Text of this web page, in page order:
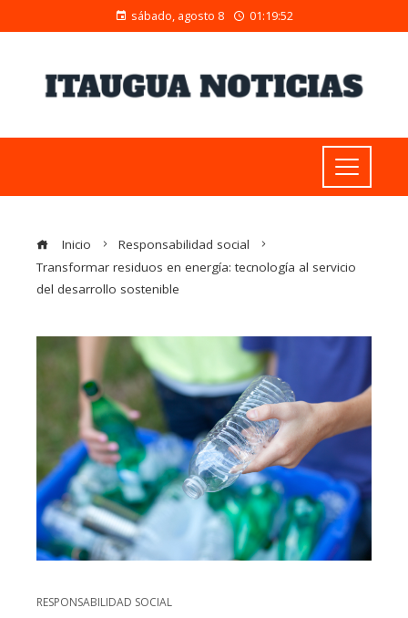
sábado, agosto 8 01:19:53
Inicio
Responsabilidad social
Transformar residuos en energía: tecnología al servicio
del desarrollo sostenible
RESPONSABILIDAD SOCIAL